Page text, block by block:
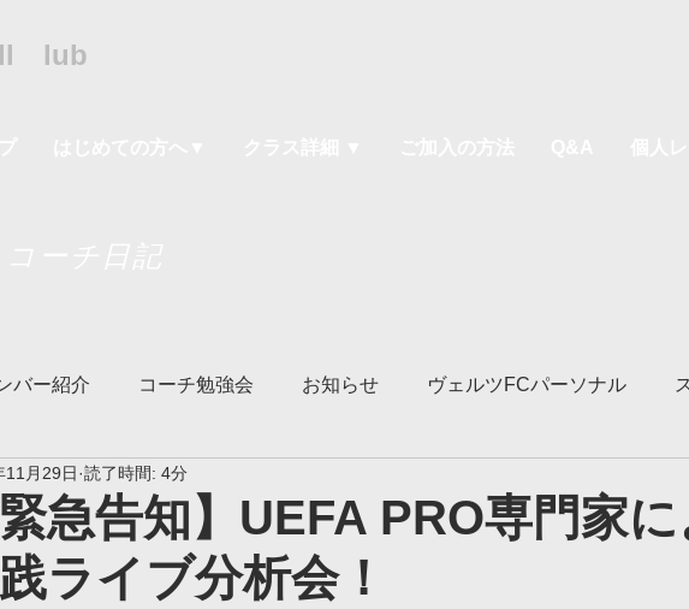
lub
バー紹介 コーチ勉強会 お知らせ ヴェルツFCパーソナル
ヴェルツメソッド
ヴェルツ高根沢校 ヴェルツインパ校
緊急告知】UEFA PRO専門家
ライブ分析会！
11月29日 読了時間: 4分